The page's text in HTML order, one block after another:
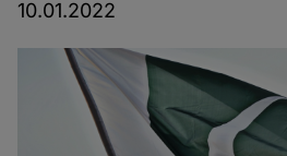
10.01.2022